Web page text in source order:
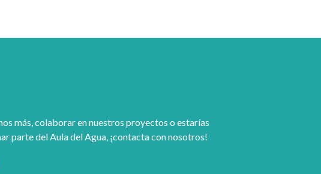
más, colaborar en nuestros proyectos o estarías
parte del Aula del Agua, ¡contacta con nosotros!